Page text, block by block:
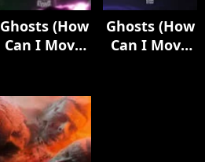
Ghosts (How
Can I Move
Farmer]
Ghosts (How
Can I Move